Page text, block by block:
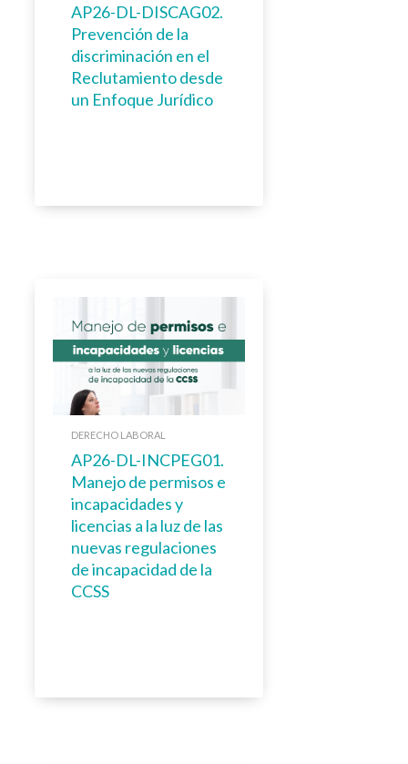
AP26-DL-DISCAG02.
Prevención de la
discriminación en el
Reclutamiento desde
un Enfoque Jurídico
DERECHO LABORAL
AP26-DL-INCPEG01.
Manejo de permisos e
incapacidades y
licencias a la luz de las
nuevas regulaciones
de incapacidad de la
CCSS